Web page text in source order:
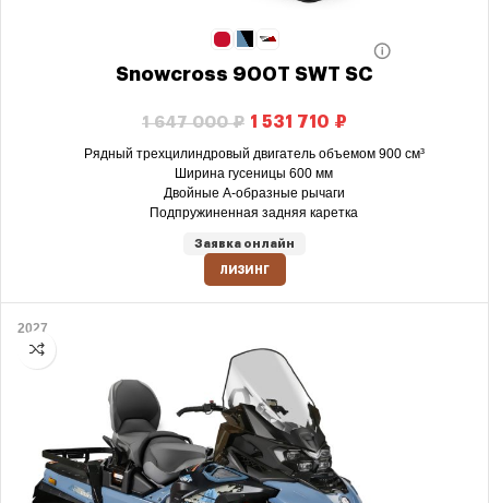
Snowcross 900T SWT SC
1 647 000₽ 1 531 710 ₽
Рядный трехцилиндровый двигатель объемом 900 см³
Ширина гусеницы 600 мм
Двойные А-образные рычаги
Подпружиненная задняя каретка
Заявка онлайн
ЛИЗИНГ
2027